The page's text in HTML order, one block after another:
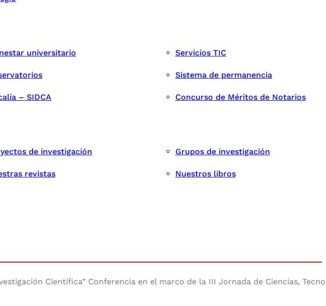
universitario Servicios TIC
Sistema de permanencia
– SIDCA Concurso de Méritos de Notarios
de investigación Grupos de investigación
revistas Nuestros libros
Científica” Conferencia en el marco de la III Jornada de Ciencias,